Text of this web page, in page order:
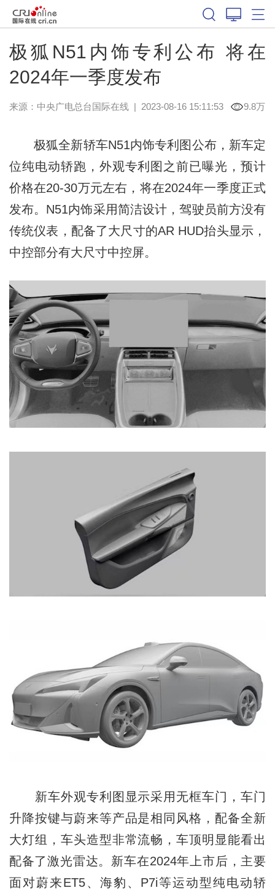
极狐N51内饰专利公布 将在
2024年一季度发布
来源： 中央广电总台国际在线| 2023-08-16 15:11:53 9.8万
极狐全新轿车N51内饰专利图公布，新车定
位纯电动轿跑，外观专利图之前已曝光，预计
价格在20-30万元左右，将在2024年一季度正式
发布。N51内饰采用简洁设计，驾驶员前方没有
传统仪表，配备了大尺寸的AR HUD抬头显示，
中控部分有大尺寸中控屏。
新车外观专利图显示采用无框车门，车门
升降按键与蔚来等产品是相同风格，配备全新
大灯组，车头造型非常流畅，车顶明显能看出
配备了激光雷达。新车在2024年上市后，主要
面对蔚来ET5、海豹、P7i等运动型纯电动轿